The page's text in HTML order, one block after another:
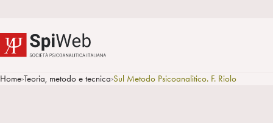
Home>Teoria, metodo e tecnica>Sul Metodo Psicoanalitico. F. Riolo